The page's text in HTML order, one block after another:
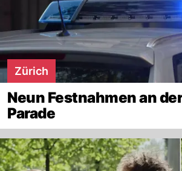
Zürich
Neun Festnahmen an
Parade